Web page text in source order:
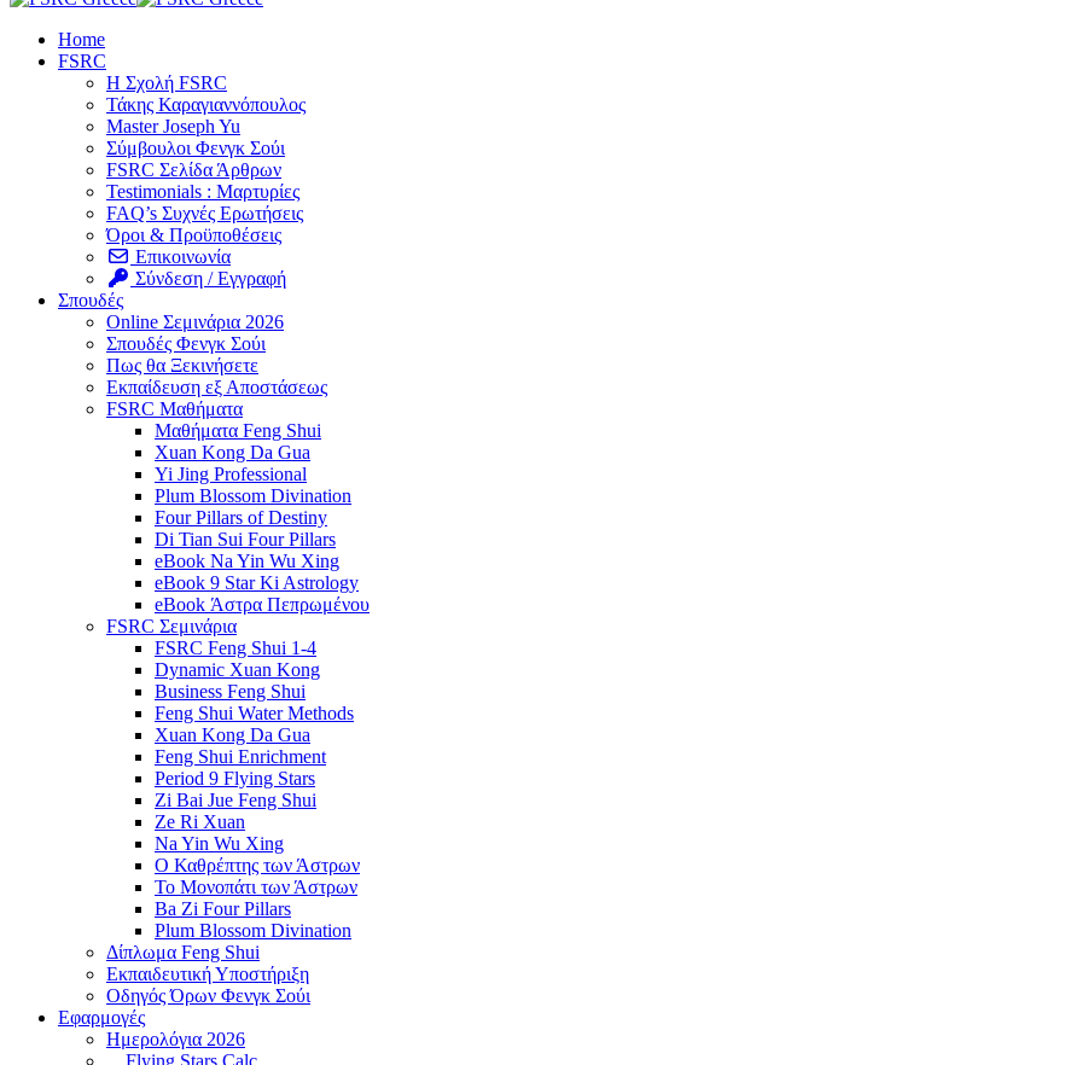
Home
FSRC
Η Σχολή FSRC
Τάκης Καραγιαννόπουλος
Master Joseph Yu
Σύμβουλοι Φενγκ Σούι
FSRC Σελίδα Άρθρων
Testimonials : Μαρτυρίες
FAQ’s Συχνές Ερωτήσεις
Όροι & Προϋποθέσεις
Επικοινωνία
Σύνδεση / Εγγραφή
Σπουδές
Online Σεμινάρια 2026
Σπουδές Φενγκ Σούι
Πως θα Ξεκινήσετε
Εκπαίδευση εξ Αποστάσεως
FSRC Μαθήματα
Μαθήματα Feng Shui
Xuan Kong Da Gua
Yi Jing Professional
Plum Blossom Divination
Four Pillars of Destiny
Di Tian Sui Four Pillars
eBook Na Yin Wu Xing
eBook 9 Star Ki Astrology
eBook Άστρα Πεπρωμένου
FSRC Σεμινάρια
FSRC Feng Shui 1-4
Dynamic Xuan Kong
Business Feng Shui
Feng Shui Water Methods
Xuan Kong Da Gua
Feng Shui Enrichment
Period 9 Flying Stars
Zi Bai Jue Feng Shui
Ze Ri Xuan
Na Yin Wu Xing
Ο Καθρέπτης των Άστρων
Το Μονοπάτι των Άστρων
Ba Zi Four Pillars
Plum Blossom Divination
Δίπλωμα Feng Shui
Εκπαιδευτική Υποστήριξη
Οδηγός Όρων Φενγκ Σούι
Εφαρμογές
Ημερολόγια 2026
Flying Stars Calc